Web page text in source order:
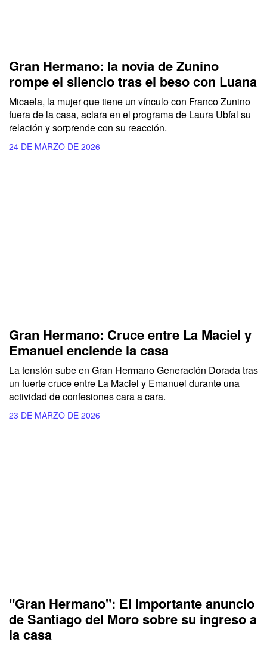
Gran Hermano: la novia de Zunino
rompe el silencio tras el beso con Luana
Micaela, la mujer que tiene un vínculo con Franco Zunino
fuera de la casa, aclara en el programa de Laura Ubfal su
relación y sorprende con su reacción.
24 DE MARZO DE 2026
Gran Hermano: Cruce entre La Maciel y
Emanuel enciende la casa
La tensión sube en Gran Hermano Generación Dorada tras
un fuerte cruce entre La Maciel y Emanuel durante una
actividad de confesiones cara a cara.
23 DE MARZO DE 2026
"Gran Hermano": El importante anuncio
de Santiago del Moro sobre su ingreso a
la casa